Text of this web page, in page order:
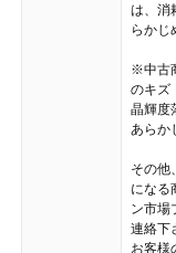
は、消
らかじ
※中古
のキズ
晶輝度
あらか
その他
になる
ン市場
連絡下
お客様